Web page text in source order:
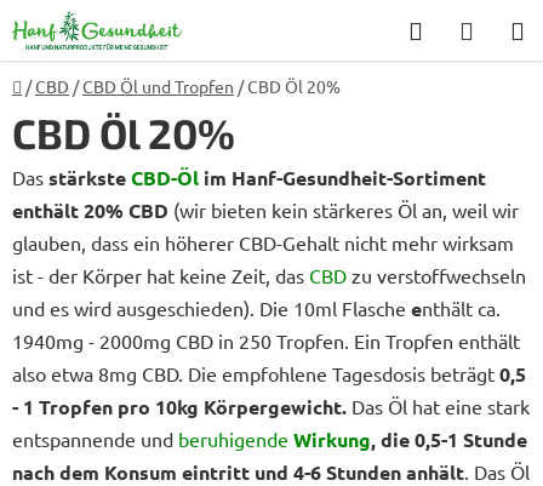
Inhalt
springen
Suchen
Startseite
/CBD /CBD Öl und Tropfen /CBD Öl 20%
CBD Öl 20%
Das stärksteCBD-Öl im Hanf-Gesundheit-Sortiment
enthält 20% CBD (wir bieten kein stärkeres Öl an, weil wir
glauben, dass ein höherer CBD-Gehalt nicht mehr wirksam
ist - der Körper hat keine Zeit, das CBD zu verstoffwechseln
und es wird ausgeschieden). Die 10ml Flasche enthält ca.
1940mg - 2000mg CBD in 250 Tropfen. Ein Tropfen enthält
also etwa 8mg CBD. Die empfohlene Tagesdosis beträgt 0,5
- 1 Tropfen pro 10kg Körpergewicht. Das Öl hat eine stark
entspannende und beruhigende Wirkung, die 0,5-1 Stunde
nach dem Konsum eintritt und 4-6 Stunden anhält . Das Öl